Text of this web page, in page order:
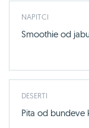
NAPITCI
Smoothie od
DESERTI
Pita od bundeve